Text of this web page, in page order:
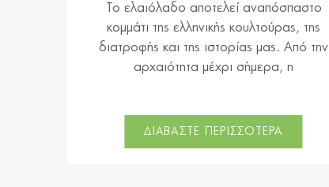
Το ελαιόλαδο αποτελεί αναπόσπαστο
κομμάτι της ελληνικής κουλτούρας, της
διατροφής και της ιστορίας μας. Από την
αρχαιότητα μέχρι σήμερα, η
ΔΙΑΒΑΣΤΕ ΠΕΡΙΣΣΟΤΕΡΑ